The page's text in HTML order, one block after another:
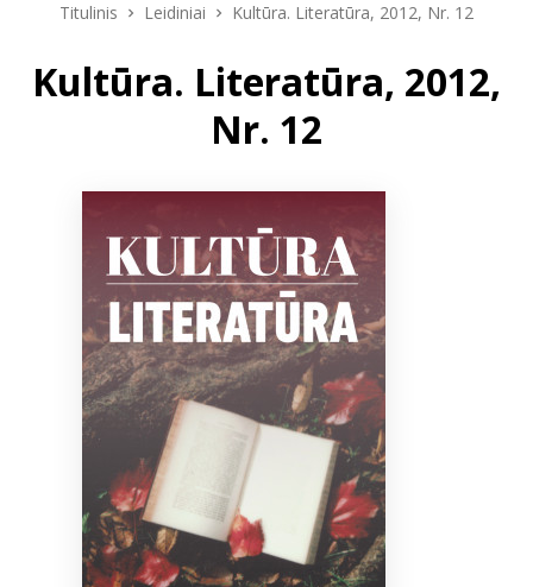
Leidiniai
Naujienos
Bibliotekoms
+370 667 80 541
info@elvislab.lt
Titulinis Leidiniai Kultūra. Literatūra, 2012, Nr. 12
Kultūra. Literatūra, 2012,
Nr. 12